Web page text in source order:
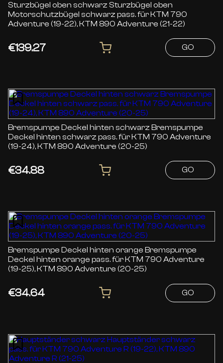
Sturzbügel oben schwarz Sturzbügel oben
Motorschutzbügel schwarz pass. für KTM 790
Adventure (19-22), KTM 890 Adventure (21-22)
€139.27 GO
Bremspumpe Deckel hinten schwarz Bremspumpe
Deckel hinten schwarz pass. für KTM 790 Adventure
(19-24), KTM 890 Adventure (20-25)
€34.88 GO
Bremspumpe Deckel hinten orange Bremspumpe
Deckel hinten orange pass. für KTM 790 Adventure
(19-25), KTM 890 Adventure (20-25)
€34.64 GO